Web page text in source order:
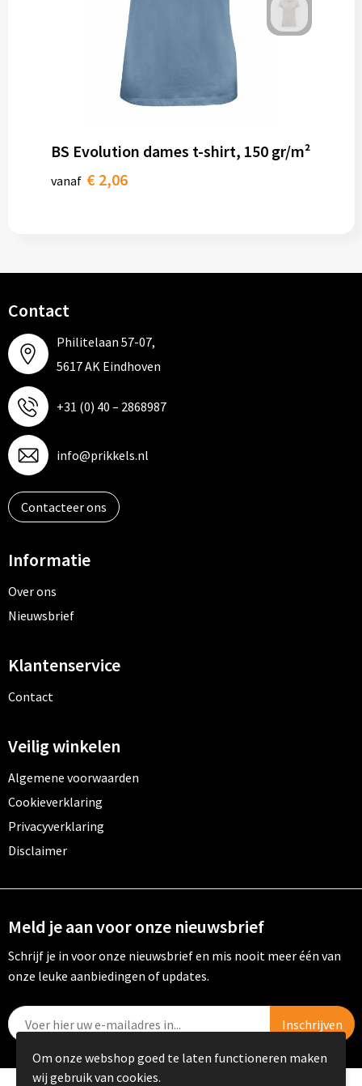
BS Evolution dames t-shirt, 150 gr/m²
vanaf € 2,06
Contact
Philitelaan 57-07,
5617 AK Eindhoven
+31 (0) 40 – 2868987
info@prikkels.nl
Contacteer ons
Informatie
Over ons
Nieuwsbrief
Klantenservice
Contact
Veilig winkelen
Algemene voorwaarden
Cookieverklaring
Privacyverklaring
Disclaimer
Meld je aan voor onze nieuwsbrief
Schrijf je in voor onze nieuwsbrief en mis nooit meer één van
onze leuke aanbiedingen of updates.
Om onze webshop goed te laten functioneren maken
wij gebruik van cookies.